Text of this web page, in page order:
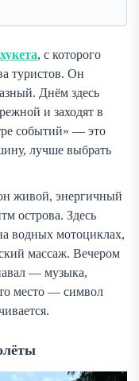
, с которого
туристов. Он
Днём здесь
и заходят в
событий» — это
лучше выбрать
живой, энергичный
острова. Здесь
водных мотоциклах,
массаж. Вечером
— музыка,
место — символ